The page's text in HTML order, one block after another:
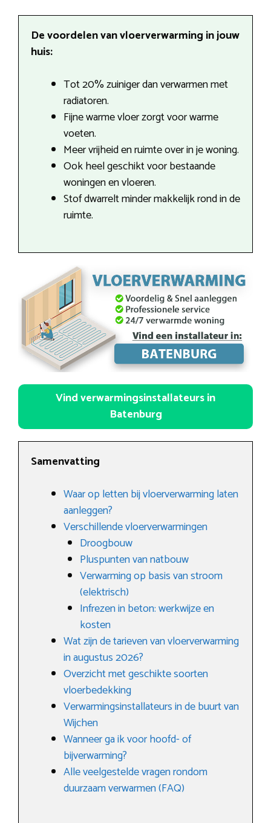
De voordelen van vloerverwarming in jouw
huis:
Tot 20% zuiniger dan verwarmen met
radiatoren.
Fijne warme vloer zorgt voor warme
voeten.
Meer vrijheid en ruimte over in je woning.
Ook heel geschikt voor bestaande
woningen en vloeren.
Stof dwarrelt minder makkelijk rond in de
ruimte.
Vind verwarmingsinstallateurs in
Batenburg
Samenvatting
Waar op letten bij vloerverwarming laten
aanleggen?
Verschillende vloerverwarmingen
Droogbouw
Pluspunten van natbouw
Verwarming op basis van stroom
(elektrisch)
Infrezen in beton: werkwijze en
kosten
Wat zijn de tarieven van vloerverwarming
in augustus 2026?
Overzicht met geschikte soorten
vloerbedekking
Verwarmingsinstallateurs in de buurt van
Wijchen
Wanneer ga ik voor hoofd- of
bijverwarming?
Alle veelgestelde vragen rondom
duurzaam verwarmen (FAQ)